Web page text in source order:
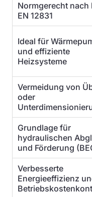
Normgerecht nach
EN 12831
Ideal für
und effiziente
Heizsysteme
Vermeidung von
oder
Grundlage für
hydraulischen
und Förderung
Verbesserte
Energieeffizienz